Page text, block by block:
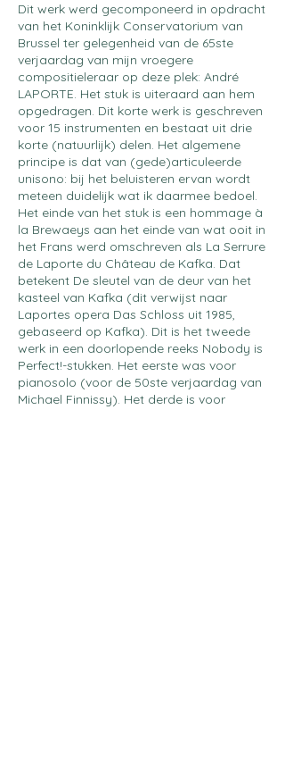
Dit werk werd gecomponeerd in opdracht
van het Koninklijk Conservatorium van
Brussel ter gelegenheid van de 65ste
verjaardag van mijn vroegere
compositieleraar op deze plek: André
LAPORTE. Het stuk is uiteraard aan hem
opgedragen. Dit korte werk is geschreven
voor 15 instrumenten en bestaat uit drie
korte (natuurlijk) delen. Het algemene
principe is dat van (gede)articuleerde
unisono: bij het beluisteren ervan wordt
meteen duidelijk wat ik daarmee bedoel.
Het einde van het stuk is een hommage à
la Brewaeys aan het einde van wat ooit in
het Frans werd omschreven als La Serrure
de Laporte du Château de Kafka. Dat
betekent De sleutel van de deur van het
kasteel van Kafka (dit verwijst naar
Laportes opera Das Schloss uit 1985,
gebaseerd op Kafka). Dit is het tweede
werk in een doorlopende reeks Nobody is
Perfect!-stukken. Het eerste was voor
pianosolo (voor de 50ste verjaardag van
Michael Finnissy). Het derde is voor